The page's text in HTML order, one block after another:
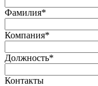
Фамилия*
Компания*
Должность*
Контакты